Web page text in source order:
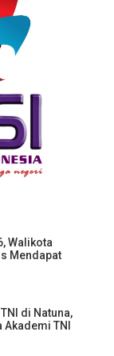
Walikota
Mendapat
di Natuna,
Akademi TNI